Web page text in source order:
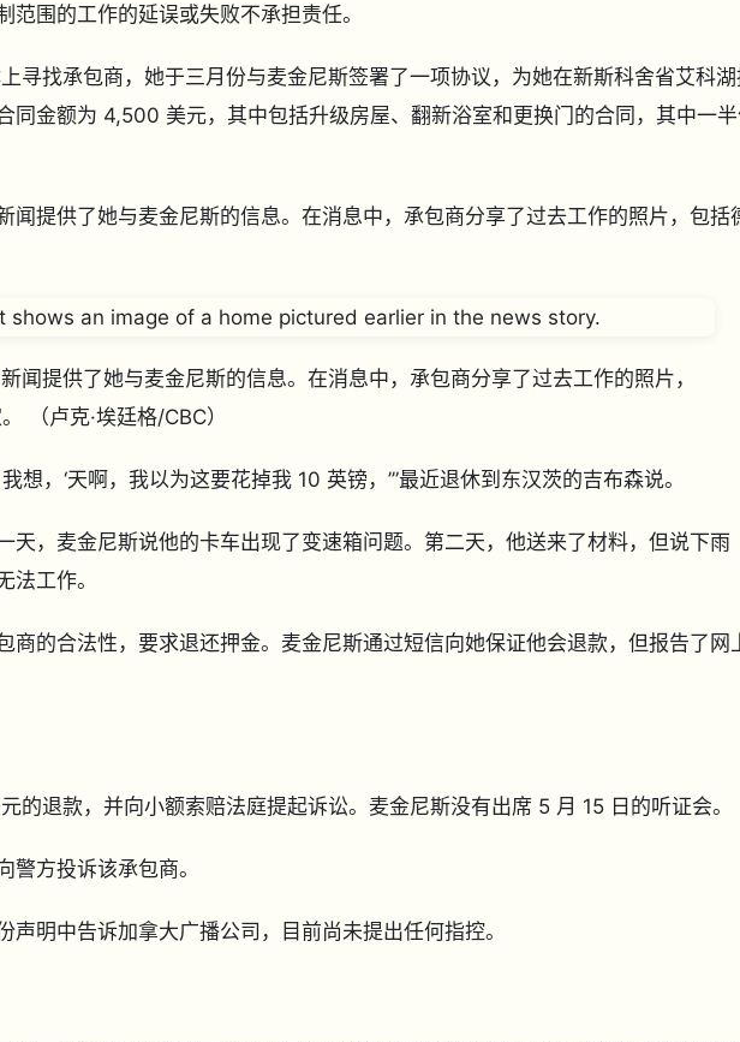
范围的工作的延误或失败不承担责任。
寻找承包商，她于三月份与麦金尼斯签署了一项协议，为她在新斯科舍省艾科
同金额为 4,500 美元，其中包括升级房屋、翻新浴室和更换门的合同，其中一
闻提供了她与麦金尼斯的信息。在消息中，承包商分享了过去工作的照片，包括
闻提供了她与麦金尼斯的信息。在消息中，承包商分享了过去工作的照片，
（卢克·埃廷格/CBC）
想，‘天啊，我以为这要花掉我 10 英镑，’”最近退休到东汉茨的吉布森说。
天，麦金尼斯说他的卡车出现了变速箱问题。第二天，他送来了材料，但说下雨
法工作。
商的合法性，要求退还押金。麦金尼斯通过短信向她保证他会退款，但报告了网
的退款，并向小额索赔法庭提起诉讼。麦金尼斯没有出席 5 月 15 日的听证会。
警方投诉该承包商。
声明中告诉加拿大广播公司，目前尚未提出任何指控。